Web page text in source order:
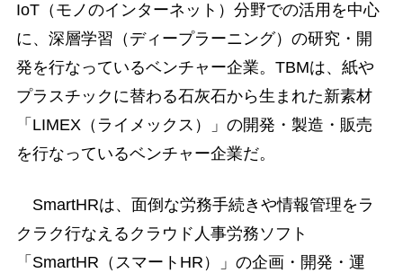
IoT（モノのインターネット）分野での活用を中心
に、深層学習（ディープラーニング）の研究・開
発を行なっているベンチャー企業。TBMは、紙や
プラスチックに替わる石灰石から生まれた新素材
「LIMEX（ライメックス）」の開発・製造・販売
を行なっているベンチャー企業だ。
SmartHRは、面倒な労務手続きや情報管理をラ
クラク行なえるクラウド人事労務ソフト
「SmartHR（スマートHR）」の企画・開発・運